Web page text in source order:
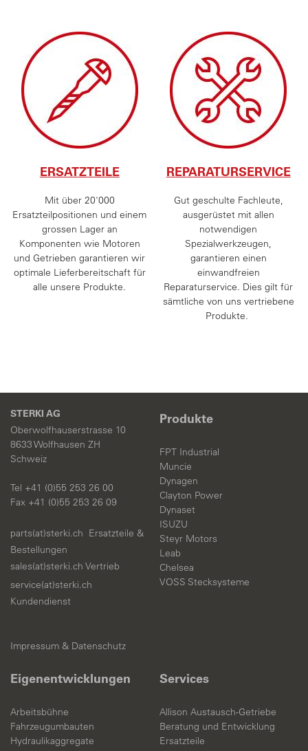
ERSATZTEILE
Mit über 20'000
Ersatzteilpositionen und einem
grossen Lager an
Komponenten wie Motoren
und Getrieben garantieren wir
optimale Lieferbereitschaft für
alle unsere Produkte.
REPARATURSERVICE
Gut geschulte Fachleute,
ausgerüstet mit allen
notwendigen
Spezialwerkzeugen,
garantieren einen
einwandfreien
Reparaturservice. Dies gilt für
sämtliche von uns vertriebene
Produkte.
STERKI AG
Oberwolfhauserstrasse 10
8633 Wolfhausen ZH
Schweiz
Tel +41 (0)55 253 26 00
Fax +41 (0)55 253 26 09
parts(at)sterki.ch Ersatzteile &
Bestellungen
sales(at)sterki.ch Vertrieb
service(at)sterki.ch
Kundendienst
Impressum & Datenschutz
Produkte
FPT Industrial
Muncie
Dynagen
Clayton Power
Dynaset
ISUZU
Steyr Motors
Leab
Chelsea
VOSS Stecksysteme
Eigenentwicklungen
Arbeitsbühne
Fahrzeugumbauten
Hydraulikaggregate
Services
Allison Austausch-Getriebe
Beratung und Entwicklung
Ersatzteile